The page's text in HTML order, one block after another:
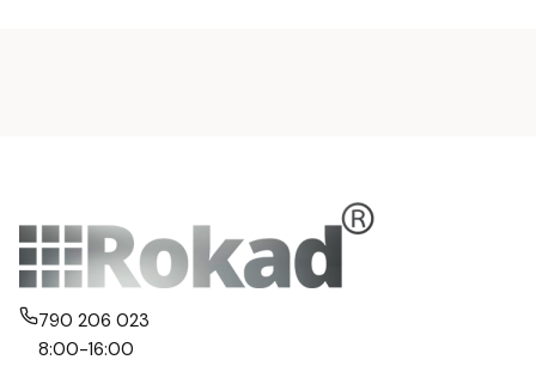
790 206 023
8:00-16:00